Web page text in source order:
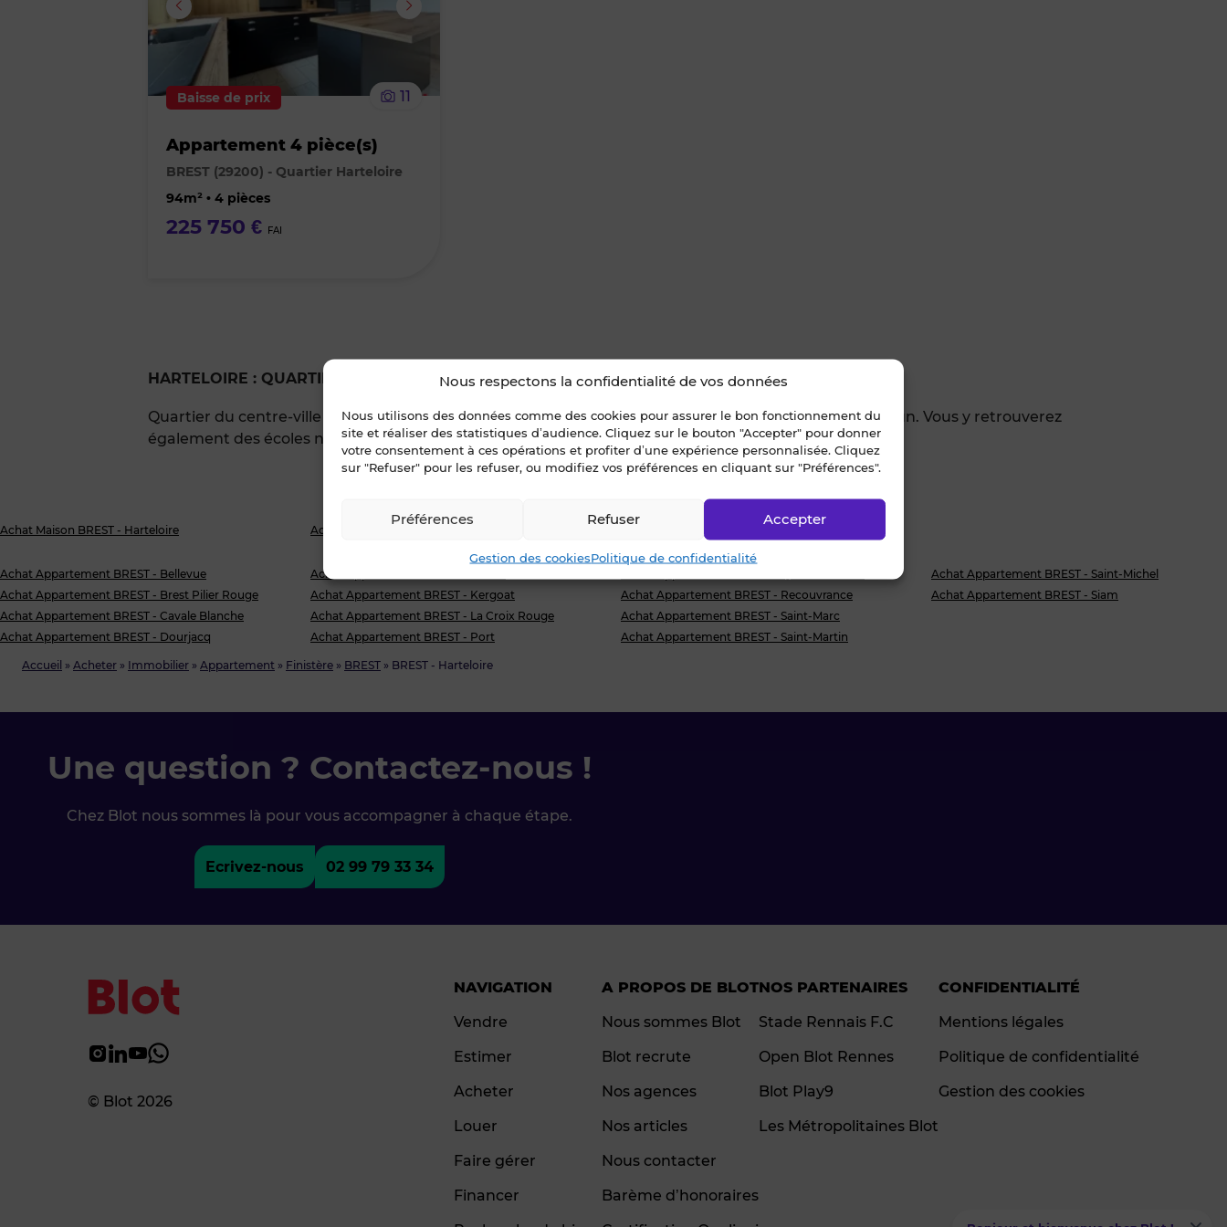
Nous respectons la confidentialité de vos données
Nous utilisons des données comme des cookies pour assurer le bon fonctionnement du
site et réaliser des statistiques d’audience. Cliquez sur le bouton "Accepter" pour donner
votre consentement à ces opérations et profiter d’une expérience personnalisée. Cliquez
sur "Refuser" pour les refuser, ou modifiez vos préférences en cliquant sur "Préférences".
Accepter
Refuser
Préférences
Gestion des cookiesPolitique de confidentialité
Accueil » Acheter » Immobilier » Appartement » Finistère » BREST » BREST - Harteloire
Baisse de prix 11
Appartement 4 pièce(s)
BREST (29200) - Quartier Harteloire
94m² • 4 pièces
225 750 € FAI
HARTELOIRE : QUARTIER ANIME
Quartier du centre-ville de Brest, il dispose d’un accès rapide aux commerces et transports en commun. Vous y retrouverez
également des écoles notamment un collège et lycée ainsi que la FAC de lettre Segalen.
Achat Maison BREST - Harteloire Achat Terrain BREST - Harteloire
Achat Appartement BREST - Bellevue
Achat Appartement BREST - Brest Pilier Rouge
Achat Appartement BREST - Cavale Blanche
Achat Appartement BREST - Dourjacq
Achat Appartement BREST - Jaures
Achat Appartement BREST - Kergoat
Achat Appartement BREST - La Croix Rouge
Achat Appartement BREST - Port
Achat Appartement BREST - Recouvrance
Achat Appartement BREST - Saint-Marc
Achat Appartement BREST - Saint-Martin
Achat Appartement BREST - Saint-Michel
Achat Appartement BREST - Siam
Une question ? Contactez-nous !
Chez Blot nous sommes là pour vous accompagner à chaque étape.
Ecrivez-nous 02 99 79 33 34
© Blot 2026
NAVIGATION
Vendre
Estimer
Acheter
Louer
Faire gérer
Financer
A PROPOS DE BLOT
Nous sommes Blot
Blot recrute
Nos agences
Nos articles
Nous contacter
Barème d’honoraires
NOS PARTENAIRES
Stade Rennais F.C
Open Blot Rennes
Blot Play9
Les Métropolitaines Blot
CONFIDENTIALITÉ
Mentions légales
Politique de confidentialité
Gestion des cookies